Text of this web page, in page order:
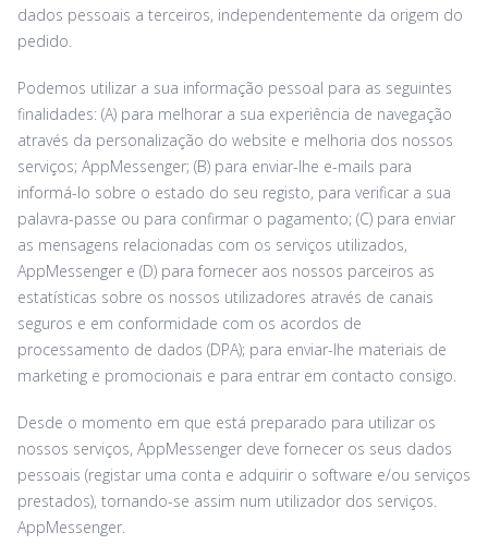
dados pessoais a terceiros, independentemente da origem do
pedido.
Podemos utilizar a sua informação pessoal para as seguintes
finalidades: (A) para melhorar a sua experiência de navegação
através da personalização do website e melhoria dos nossos
serviços; AppMessenger; (B) para enviar-lhe e-mails para
informá-lo sobre o estado do seu registo, para verificar a sua
palavra-passe ou para confirmar o pagamento; (C) para enviar
as mensagens relacionadas com os serviços utilizados,
AppMessenger e (D) para fornecer aos nossos parceiros as
estatísticas sobre os nossos utilizadores através de canais
seguros e em conformidade com os acordos de
processamento de dados (DPA); para enviar-lhe materiais de
marketing e promocionais e para entrar em contacto consigo.
Desde o momento em que está preparado para utilizar os
nossos serviços, AppMessenger deve fornecer os seus dados
pessoais (registar uma conta e adquirir o software e/ou serviços
prestados), tornando-se assim num utilizador dos serviços.
AppMessenger.